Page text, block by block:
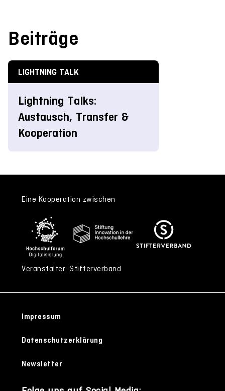
Beiträge
LIGHTNING TALK
Lightning Talks:
Austausch, Transfer &
Kooperation
Eine Kooperation zwischen
Veranstalter: Stifterverband
Impressum
Datenschutzerklärung
Newsletter